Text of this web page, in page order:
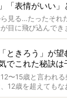
「表情がいい」
見る…たったそれ
目に飛び込んで
、モフモフのお
「ときろう」が
でこれた秘訣
う〜15歳と言われ
12歳を超えても
レジェンド柴”と呼